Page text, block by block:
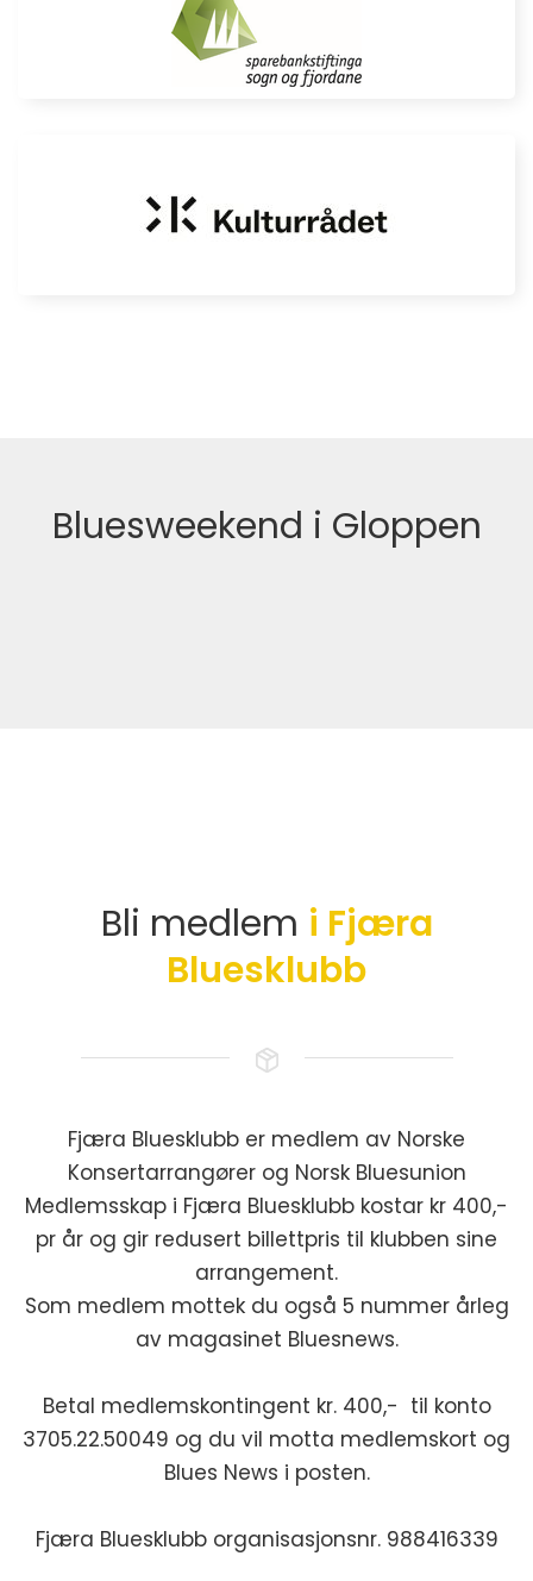
Bluesweekend i Gloppen
Bli medlem i Fjæra
Bluesklubb
Fjæra Bluesklubb er medlem av Norske
Konsertarrangører og Norsk Bluesunion
Medlemsskap i Fjæra Bluesklubb kostar kr 400,-
pr år og gir redusert billettpris til klubben sine
arrangement.
Som medlem mottek du også 5 nummer årleg
av magasinet Bluesnews.
Betal medlemskontingent kr. 400,- til konto
3705.22.50049 og du vil motta medlemskort og
Blues News i posten.
Fjæra Bluesklubb organisasjonsnr. 988416339